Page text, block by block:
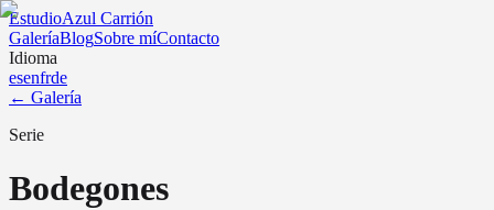
EstudioAzul Carrión
GaleríaBlogSobre míContacto
Idioma
esenfrde
← Galería
Serie
Bodegones